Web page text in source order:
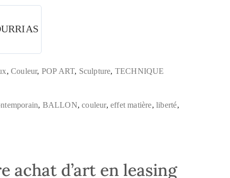
,Couleur, POP ART, Sculpture, TECHNIQUE
, BALLON,couleur,effet matière,liberté,
achat d’art en leasing